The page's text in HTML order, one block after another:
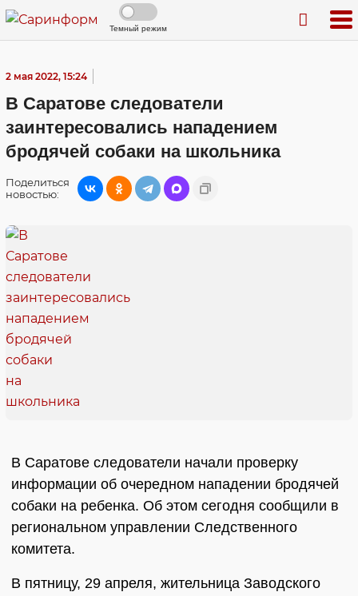
Темный режим
2 мая 2022, 15:24
В Саратове следователи
заинтересовались нападением
бродячей собаки на школьника
Поделиться
новостью:
В Саратове следователи начали проверку
информации об очередном нападении бродячей
собаки на ребенка. Об этом сегодня сообщили в
региональном управлении Следственного
комитета.
В пятницу, 29 апреля, жительница Заводского